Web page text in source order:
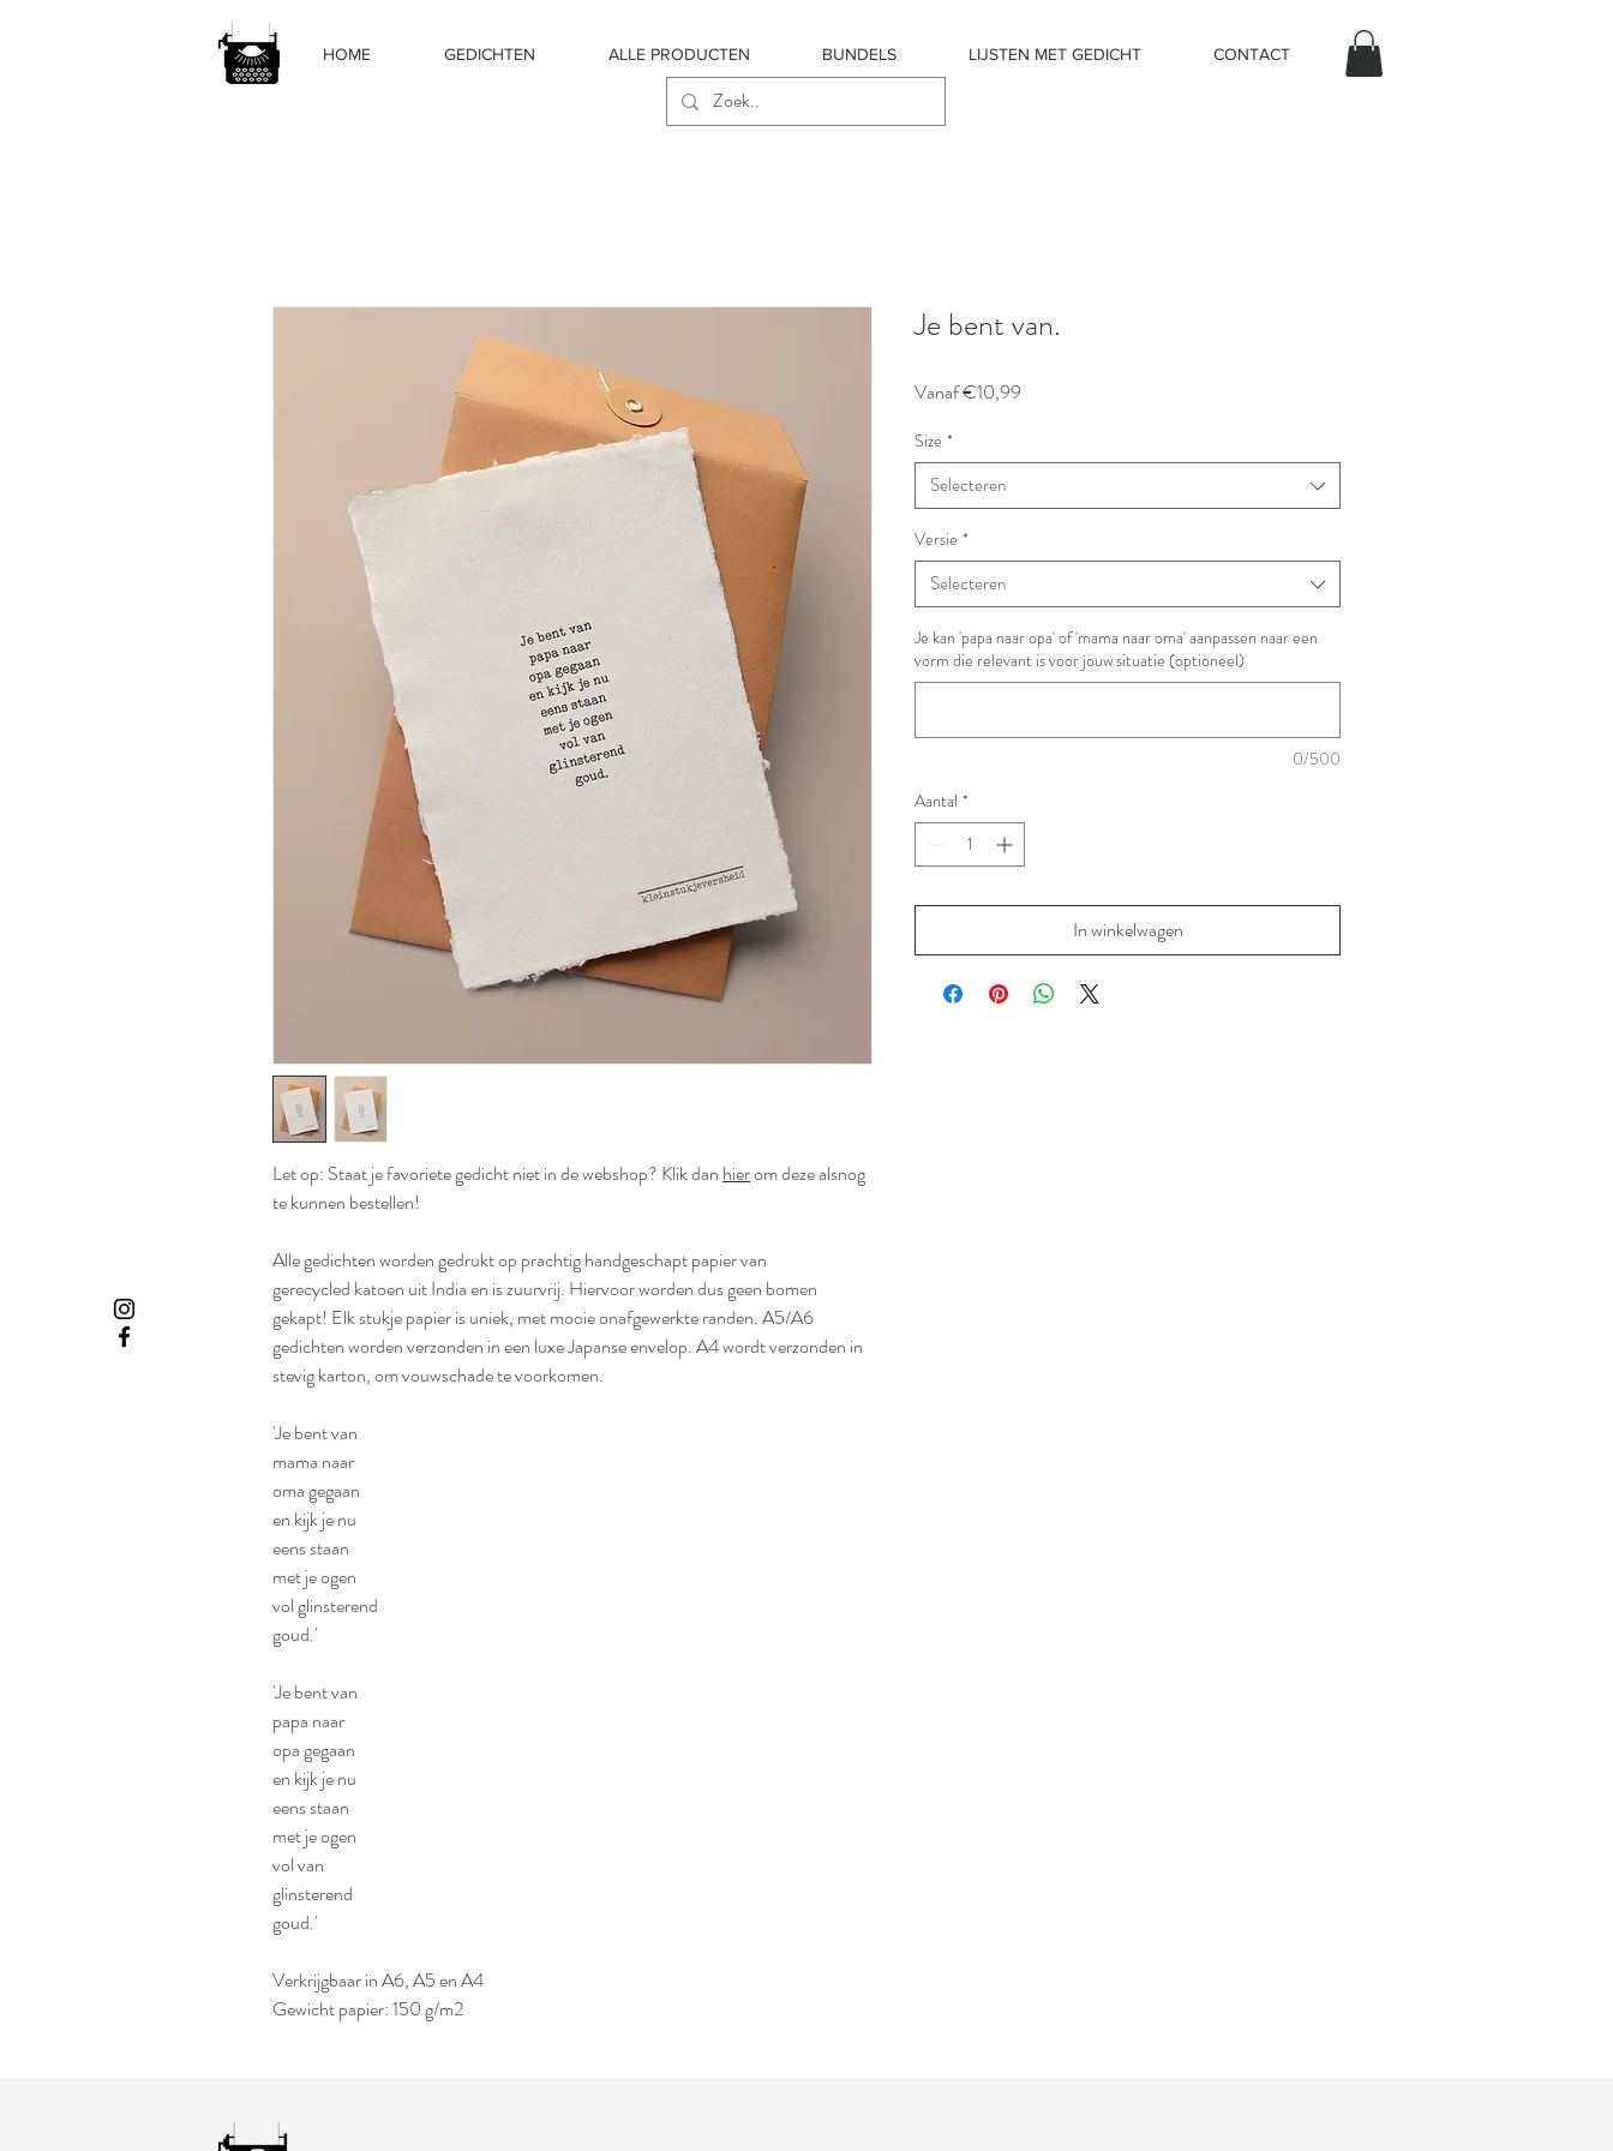
HOME GEDICHTEN ALLE PRODUCTEN BUNDELS LIJSTEN MET GEDICHT CONTACT
Let op: Staat je favoriete gedicht niet in de webshop? Klik dan hierom deze alsnog
te kunnen bestellen!
Alle gedichten worden gedrukt op prachtig handgeschapt papier van
gerecycled katoen uit India en is zuurvrij. Hiervoor worden dus geen bomen
gekapt! Elk stukje papier is uniek, met mooie onafgewerkte randen. A5/A6
gedichten worden verzonden in een luxe Japanse envelop. A4 wordt verzonden in
stevig karton, om vouwschade te voorkomen.
'Je bent van
mama naar
oma gegaan
en kijk je nu
eens staan
met je ogen
vol glinsterend
goud.'
'Je bent van
papa naar
opa gegaan
en kijk je nu
eens staan
met je ogen
vol van
glinsterend
goud.'
Verkrijgbaar in A6, A5 en A4
Gewicht papier: 150 g/m2
Je bent van.
Vanaf€10,99
Size *
Selecteren
Versie *
Selecteren
Je kan 'papa naar opa' of 'mama naar oma' aanpassen naar een
vorm die relevant is voor jouw situatie (optioneel)
0/500
Aantal *
In winkelwagen